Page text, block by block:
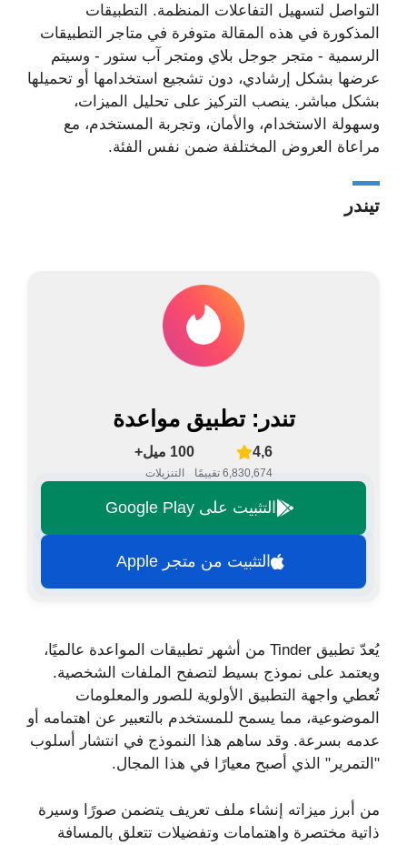
التواصل لتسهيل التفاعلات المنظمة. التطبيقات
المذكورة في هذه المقالة متوفرة في متاجر التطبيقات
الرسمية - متجر جوجل بلاي ومتجر آب ستور - وسيتم
عرضها بشكل إرشادي، دون تشجيع استخدامها أو تحميلها
بشكل مباشر. ينصب التركيز على تحليل الميزات،
وسهولة الاستخدام، والأمان، وتجربة المستخدم، مع
مراعاة العروض المختلفة ضمن نفس الفئة.
تيندر
تندر: تطبيق مواعدة
4,6
6,830,674 تقييمًا
100 ميل+
التنزيلات
التثبيت على Google Play
التثبيت من متجر Apple
يُعدّ تطبيق Tinder من أشهر تطبيقات المواعدة عالميًا،
ويعتمد على نموذج بسيط لتصفح الملفات الشخصية.
تُعطي واجهة التطبيق الأولوية للصور والمعلومات
الموضوعية، مما يسمح للمستخدم بالتعبير عن اهتمامه أو
عدمه بسرعة. وقد ساهم هذا النموذج في انتشار أسلوب
"التمرير" الذي أصبح معيارًا في هذا المجال.
من أبرز ميزاته إنشاء ملف تعريف يتضمن صورًا وسيرة
ذاتية مختصرة واهتمامات وتفضيلات تتعلق بالمسافة